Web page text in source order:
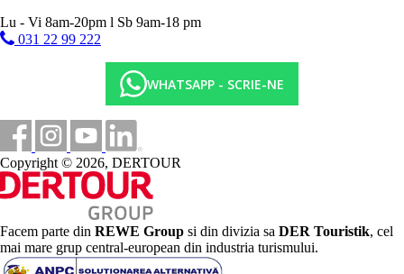
Galerie foto
Lu - Vi 8am-20pm l Sb 9am-18 pm
031 22 99 222
WHATSAPP - SCRIE-NE
Copyright © 2026, DERTOUR
Facem parte din REWE Group si din divizia sa DER Touristik, cel
mai mare grup central-european din industria turismului.